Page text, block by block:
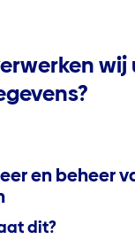
wij
en beheer
dit?